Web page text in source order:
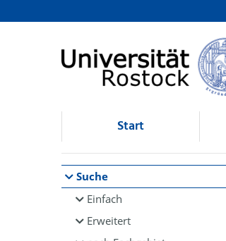
Browsen
direkt zum Inhalt
Start
Suche
Einfach
Erweitert